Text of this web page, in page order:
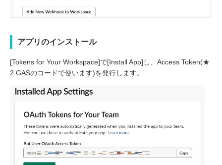
アプリのインストール
[Tokens for Your Workspace]で[Install App]し、Access Token(★
2 GASのコードで使います)を発行します。